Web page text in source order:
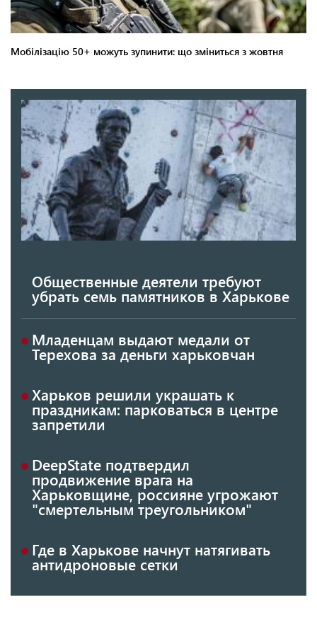
Общественные деятели требуют
убрать семь памятников в Харькове
Младенцам выдают медали от
Терехова за деньги харьковчан
Харьков решили украшать к
праздникам: парковаться в центре
запретили
DeepState подтвердил
продвижение врага на
Харьковщине, россияне угрожают
"смертельным треугольником"
Где в Харькове начнут натягивать
антидроновые сетки